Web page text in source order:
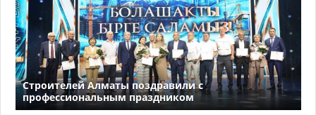
Строителей Алматы поздравили с
профессиональным праздником